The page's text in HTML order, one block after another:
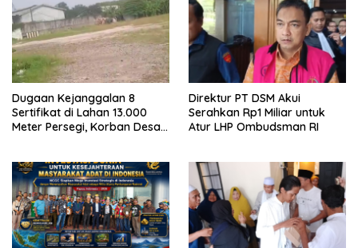
Dugaan Kejanggalan 8
Sertifikat di Lahan 13.000
Meter Persegi, Korban Desak
Direktur PT DSM Akui
Serahkan Rp1 Miliar untuk
Atur LHP Ombudsman RI